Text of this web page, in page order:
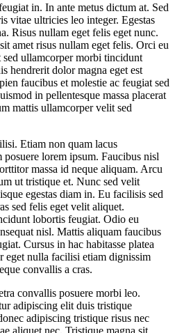
in. In ante metus dictum at. Sed
vitae ultricies leo integer. Egestas
Risus nullam eget felis eget nunc.
amet risus nullam eget felis. Orci eu
ullamcorper morbi tincidunt
hendrerit dolor magna eget est
faucibus et molestie ac feugiat sed
in pellentesque massa placerat
mattis ullamcorper velit sed
Etiam non quam lacus
posuere lorem ipsum. Faucibus nisl
massa id neque aliquam. Arcu
ut tristique et. Nunc sed velit
egestas diam in. Eu facilisis sed
sed felis eget velit aliquet.
lobortis feugiat. Odio eu
nisl. Mattis aliquam faucibus
Cursus in hac habitasse platea
eget nulla facilisi etiam dignissim
convallis a cras.
convallis posuere morbi leo.
adipiscing elit duis tristique
adipiscing tristique risus nec
aliquet nec. Tristique magna sit